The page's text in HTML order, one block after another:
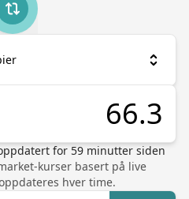
for 59minutter siden
kurser basert på live
hver time.